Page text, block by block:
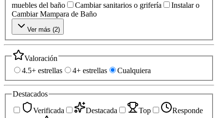
muebles del baño
Cambiar sanitarios o grifería
Instalar o
Cambiar Mampara de Baño
Ver más (2)
Valoración
4.5+ estrellas
4+ estrellas Cualquiera
Destacados
Verificada
Destacada Top
Responde